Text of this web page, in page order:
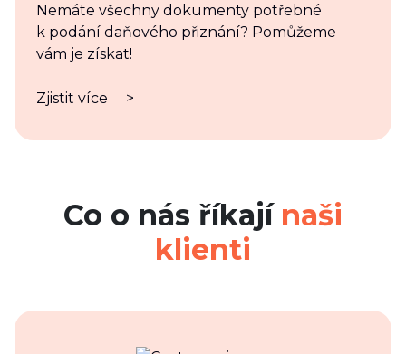
Nemáte všechny dokumenty potřebné
k podání daňového přiznání? Pomůžeme
vám je získat!
Zjistit více >
Co o nás říkají naši
klienti